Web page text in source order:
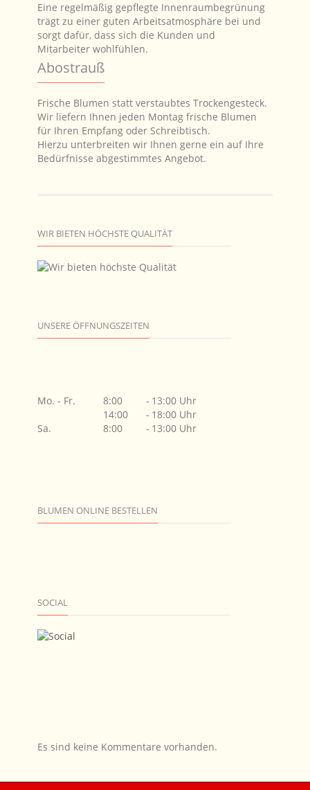
Eine regelmäßig gepflegte Innenraumbegrünung
trägt zu einer guten Arbeitsatmosphäre bei und
sorgt dafür, dass sich die Kunden und
Mitarbeiter wohlfühlen.
Abostrauß
Frische Blumen statt verstaubtes Trockengesteck.
Wir liefern Ihnen jeden Montag frische Blumen
für Ihren Empfang oder Schreibtisch.
Hierzu unterbreiten wir Ihnen gerne ein auf Ihre
Bedürfnisse abgestimmtes Angebot.
WIR BIETEN HÖCHSTE QUALITÄT
UNSERE ÖFFNUNGSZEITEN
Mo. - Fr. 8:00 - 13:00 Uhr
14:00
- 18:00 Uhr
Sa.
8:00 - 13:00 Uhr
BLUMEN ONLINE BESTELLEN
SOCIAL
Es sind keine Kommentare vorhanden.